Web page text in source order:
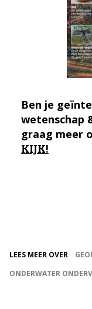
Ben je
wetenschap
graag meer
KIJK!
LEES MEER OVER
ONDERWATER